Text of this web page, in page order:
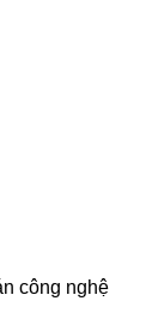
công nghệ